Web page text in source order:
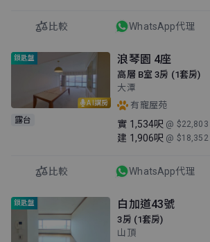
比較 WhatsApp代理
AI講房
鎖匙盤
露台
浪琴園 4座
高層 B室 3房 (1套房)
大潭
有寵屋苑
實 1,534呎 @ $22,803
建 1,906呎 @ $18,352
比較 WhatsApp代理
鎖匙盤 白加道43號
3房 (1套房)
山頂